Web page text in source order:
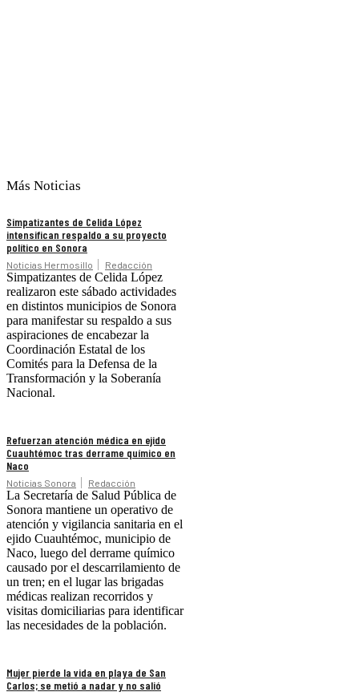
Más Noticias
Simpatizantes de Celida López
intensifican respaldo a su proyecto
político en Sonora
Noticias Hermosillo Redacción
Simpatizantes de Celida López
realizaron este sábado actividades
en distintos municipios de Sonora
para manifestar su respaldo a sus
aspiraciones de encabezar la
Coordinación Estatal de los
Comités para la Defensa de la
Transformación y la Soberanía
Nacional.
Refuerzan atención médica en ejido
Cuauhtémoc tras derrame químico en
Naco
Noticias Sonora Redacción
La Secretaría de Salud Pública de
Sonora mantiene un operativo de
atención y vigilancia sanitaria en el
ejido Cuauhtémoc, municipio de
Naco, luego del derrame químico
causado por el descarrilamiento de
un tren; en el lugar las brigadas
médicas realizan recorridos y
visitas domiciliarias para identificar
las necesidades de la población.
Mujer pierde la vida en playa de San
Carlos; se metió a nadar y no salió